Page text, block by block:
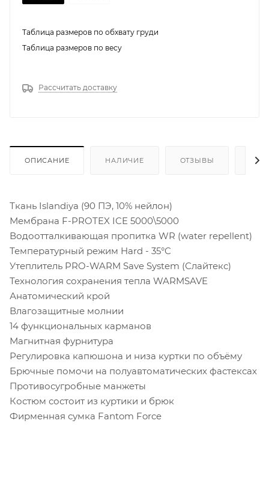
Таблица размеров по обхвату груди
Таблица размеров по весу
Рассчитать доставку
ОПИСАНИЕ НАЛИЧИЕ ОТЗЫВЫ
Ткань Islandiya (90 ПЭ, 10% нейлон)
Мембрана F-PROTEX ICE 5000\5000
Водоотталкивающая пропитка WR (water repellent)
Температурный режим Hard - 35°C
Утеплитель PRO-WARM Save System (Слайтекс)
Технология сохранения тепла WARMSAVE
Анатомический крой
Влагозащитные молнии
14 функциональных карманов
Магнитная фурнитура
Регулировка капюшона и низа куртки по объёму
Брючные помочи на полуавтоматических фастексах
Противосугробные манжеты
Костюм состоит из куртики и брюк
Фирменная сумка Fantom Force